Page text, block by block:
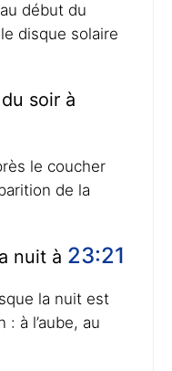
début du
disque solaire
soir à
le coucher
de la
nuit à 23:21
la nuit est
à l’aube, au